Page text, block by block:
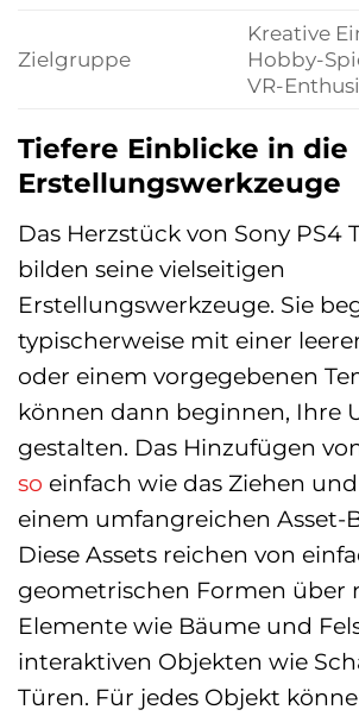
Zielgruppe
Kreative
Hobby-
VR-
Tiefere Einblicke in die
Erstellungswerkzeuge
Das Herzstück von Sony PS4
bilden seine vielseitigen
Erstellungswerkzeuge. Sie
typischerweise mit einer
oder einem vorgegebenen
können dann beginnen, Ihre
gestalten. Das Hinzufügen
so einfach wie das Ziehen
einem umfangreichen Asset-
Diese Assets reichen von
geometrischen Formen über
Elemente wie Bäume und
interaktiven Objekten wie
Türen. Für jedes Objekt